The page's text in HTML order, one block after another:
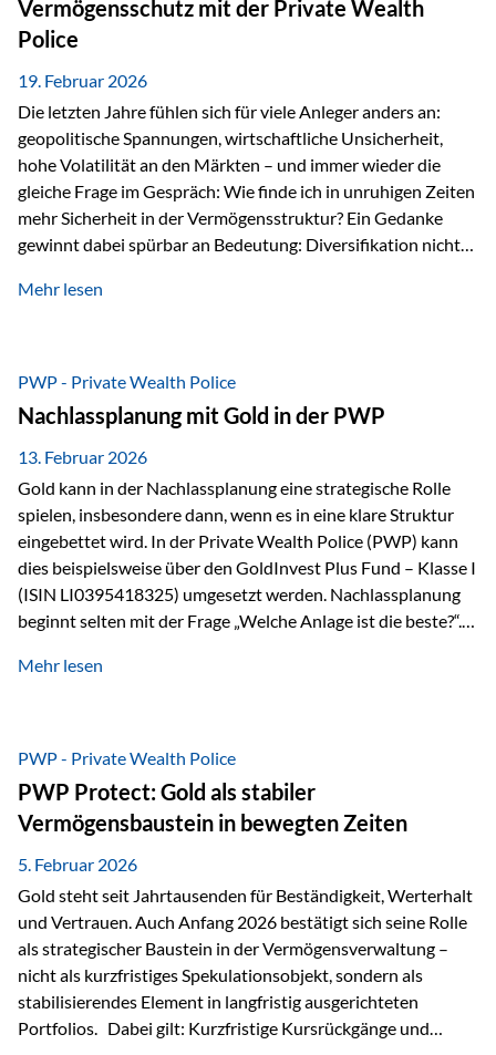
solides…
Vermögensschutz mit der Private Wealth
Police
19. Februar 2026
Die letzten Jahre fühlen sich für viele Anleger anders an:
geopolitische Spannungen, wirtschaftliche Unsicherheit,
hohe Volatilität an den Märkten – und immer wieder die
gleiche Frage im Gespräch: Wie finde ich in unruhigen Zeiten
mehr Sicherheit in der Vermögensstruktur? Ein Gedanke
gewinnt dabei spürbar an Bedeutung: Diversifikation nicht
Wer Vermögen ausschließlich in einem Rechtsraum
Liechtenstein eine Rolle spielen: außerhalb der EU, ohne
Euro, mit einem eigenständigen Rechts- und Finanzplatz.
Und genau an dieser Stelle setzt der 3-Zellenschutz an –…
Mehr lesen
PWP - Private Wealth Police
Nachlassplanung mit Gold in der PWP
13. Februar 2026
Gold kann in der Nachlassplanung eine strategische Rolle
spielen, insbesondere dann, wenn es in eine klare Struktur
eingebettet wird. In der Private Wealth Police (PWP) kann
dies beispielsweise über den GoldInvest Plus Fund – Klasse I
(ISIN LI0395418325) umgesetzt werden. Nachlassplanung
beginnt selten mit der Frage „Welche Anlage ist die beste?“.
was bekommen – wann – und in welcher Struktur?Und vor
bei größeren Vermögen ist das entscheidend.
Mehr lesen
PWP - Private Wealth Police
PWP Protect: Gold als stabiler
Vermögensbaustein in bewegten Zeiten
5. Februar 2026
Gold steht seit Jahrtausenden für Beständigkeit, Werterhalt
und Vertrauen. Auch Anfang 2026 bestätigt sich seine Rolle
als strategischer Baustein in der Vermögensverwaltung –
nicht als kurzfristiges Spekulationsobjekt, sondern als
stabilisierendes Element in langfristig ausgerichteten
Portfolios. Dabei gilt: Kurzfristige Kursrückgänge und